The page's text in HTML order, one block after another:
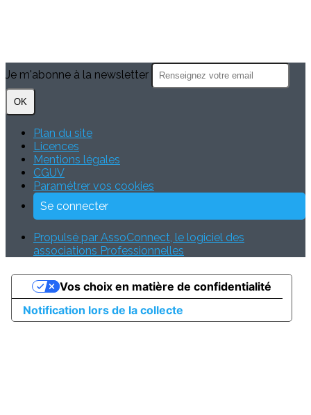
Je m'abonne à la newsletter
OK
Plan du site
Licences
Mentions légales
CGUV
Paramétrer vos cookies
Se connecter
Propulsé par AssoConnect, le logiciel des
associations Professionnelles
Notification lors de la collecte
Vos choix en matière de confidentialité